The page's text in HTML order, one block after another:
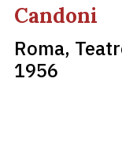
Candoni
Roma,
1956